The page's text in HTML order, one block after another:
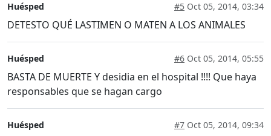
Huésped #5 Oct 05, 2014, 03:34
DETESTO QUÉ LASTIMEN O MATEN A LOS ANIMALES
Huésped #6 Oct 05, 2014, 05:55
BASTA DE MUERTE Y desidia en el hospital !!!! Que haya
responsables que se hagan cargo
Huésped #7 Oct 05, 2014, 09:34